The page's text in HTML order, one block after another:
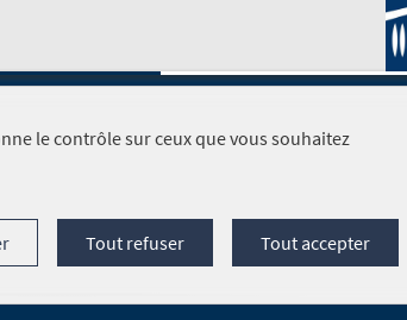
SITE DE
questions Conditions générales
le contrôle sur ceux que vous souhaitez
Tout accepter
Tout refuser